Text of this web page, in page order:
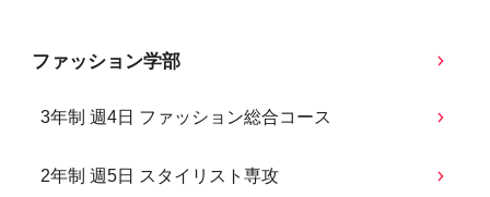
ファッション学部
3年制 週4日 ファッション総合コース
2年制 週5日 スタイリスト専攻